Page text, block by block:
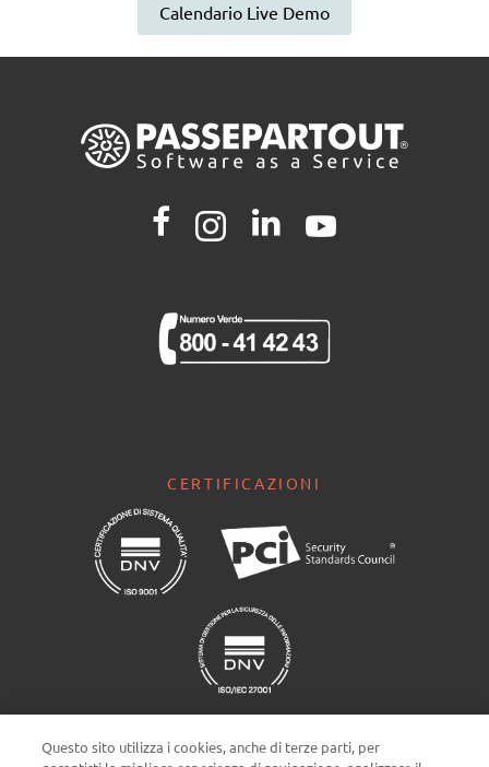
Calendario Live Demo
CERTIFICAZIONI
Questo sito utilizza i cookies, anche di terze parti, per